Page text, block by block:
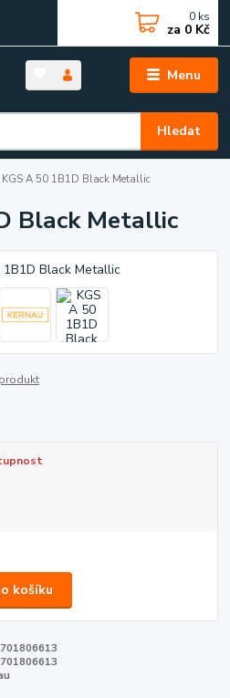
Menu
Hledat
0 ks
za 0 Kč
KGS A 50 1B1D Black Metallic
Black Metallic
košíku